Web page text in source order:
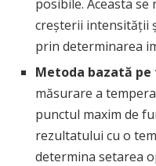
posibile. Aceasta
creșterii intensității
prin determinarea
Metoda bazată
măsurare a
punctul maxim de
rezultatului cu o
determina setarea